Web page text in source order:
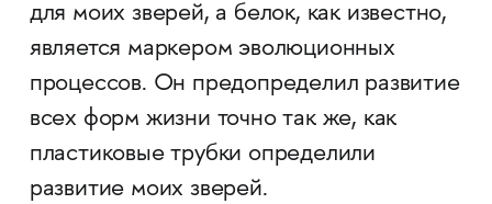
для моих зверей, а белок, как известно,
является маркером эволюционных
процессов. Он предопределил развитие
всех форм жизни точно так же, как
пластиковые трубки определили
развитие моих зверей.